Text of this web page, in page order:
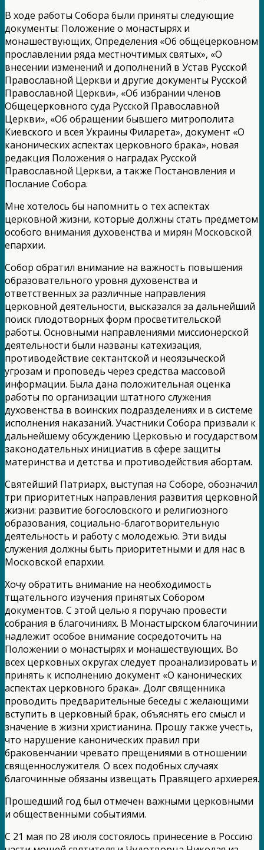
В ходе работы Собора были приняты следующие
документы: Положение о монастырях и
монашествующих, Определения «Об общецерковном
прославлении ряда местночтимых святых», «О
внесении изменений и дополнений в Устав Русской
Православной Церкви и другие документы Русской
Православной Церкви», «Об избрании членов
Общецерковного суда Русской Православной
Церкви», «Об обращении бывшего митрополита
Киевского и всея Украины Филарета», документ «О
канонических аспектах церковного брака», новая
редакция Положения о наградах Русской
Православной Церкви, а также Постановления и
Послание Собора.
Мне хотелось бы напомнить о тех аспектах
церковной жизни, которые должны стать предметом
особого внимания духовенства и мирян Московской
епархии.
Собор обратил внимание на важность повышения
образовательного уровня духовенства и
ответственных за различные направления
церковной деятельности, высказался за дальнейший
поиск плодотворных форм просветительской
работы. Основными направлениями миссионерской
деятельности были названы катехизация,
противодействие сектантской и неоязыческой
угрозам и проповедь через средства массовой
информации. Была дана положительная оценка
работы по организации штатного служения
духовенства в воинских подразделениях и в системе
исполнения наказаний. Участники Собора призвали к
дальнейшему обсуждению Церковью и государством
законодательных инициатив в сфере защиты
материнства и детства и противодействия абортам.
Святейший Патриарх, выступая на Соборе, обозначил
три приоритетных направления развития церковной
жизни: развитие богословского и религиозного
образования, социально-благотворительную
деятельность и работу с молодежью. Эти виды
служения должны быть приоритетными и для нас в
Московской епархии.
Хочу обратить внимание на необходимость
тщательного изучения принятых Собором
документов. С этой целью я поручаю провести
собрания в благочиниях. В Монастырском благочинии
надлежит особое внимание сосредоточить на
Положении о монастырях и монашествующих. Во
всех церковных округах следует проанализировать и
принять к исполнению документ «О канонических
аспектах церковного брака». Долг священника
проводить предварительные беседы с желающими
вступить в церковный брак, объяснять его смысл и
значение в жизни христианина. Прошу также учесть,
что нарушение канонических правил при
браковенчании чревато прещениями в отношении
священнослужителя. О всех подобных случаях
благочинные обязаны извещать Правящего архиерея.
Прошедший год был отмечен важными церковными
и общественными событиями.
С 21 мая по 28 июля состоялось принесение в Россию